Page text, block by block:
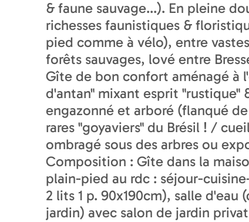
& faune sauvage...). En pleine
richesses faunistiques &
pied comme à vélo), entre
forêts sauvages, lové entre
Gîte de bon confort aménagé à
d'antan" mixant esprit
engazonné et arboré (flanqué
rares "goyaviers" du Brésil ! /
ombragé sous des arbres ou
Composition : Gîte dans la
plain-pied au rdc : séjour-
2 lits 1 p. 90x190cm), salle
jardin) avec salon de jardin